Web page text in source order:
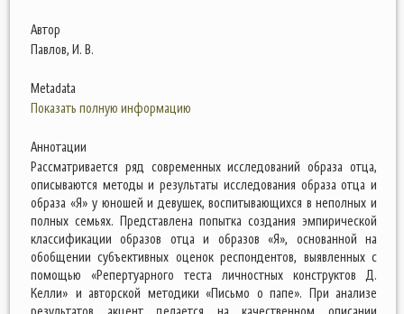
Автор
Павлов, И. В.
Metadata
Показать полную информацию
Аннотации
Рассматривается ряд современных исследований образа отца,
описываются методы и результаты исследования образа отца и
образа «Я» у юношей и девушек, воспитывающихся в неполных и
полных семьях. Представлена попытка создания эмпирической
классификации образов отца и образов «Я», основанной на
обобщении субъективных оценок респондентов, выявленных с
помощью «Репертуарного теста личностных конструктов Д.
Келли» и авторской методики «Письмо о папе». При анализе